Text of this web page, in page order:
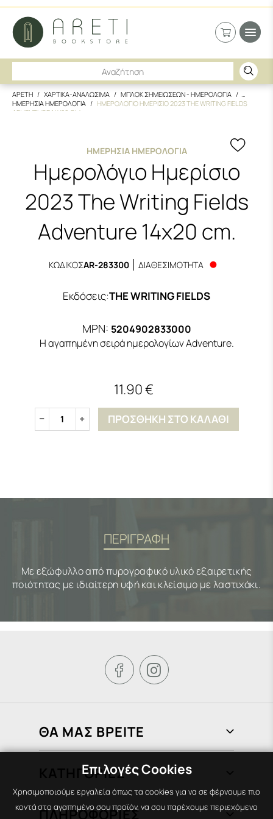
ΑΡΕΤΗ ΧΑΡΤΙΚΑ-ΑΝΑΛΩΣΙΜΑ
ΜΠΛΟΚ ΣΗΜΕΙΩΣΕΩΝ - ΗΜΕΡΟΛΟΓΙΑ
ΗΜΕΡΗΣΙΑ ΗΜΕΡΟΛΟΓΙΑ
ΗΜΕΡΟΛΟΓΙΟ ΗΜΕΡΙΣΙΟ 2023 THE WRITING FIELDS
ADVENTURE 14X20 CM.
ΗΜΕΡΉΣΙΑ ΗΜΕΡΟΛΌΓΙΑ
Ημερολόγιο Ημερίσιο
2023 The Writing Fields
Adventure 14x20 cm.
ΚΩΔΙΚΟΣAR-283300 ΔΙΑΘΕΣΙΜΟΤΗΤΑ
Εκδόσεις:THE WRITING FIELDS
MPN: 5204902833000
Η αγαπημένη σειρά ημερολογίων Adventure.
11.90 €
1 ΠΡΟΣΘΗΚΗ ΣΤΟ ΚΑΛΑΘΙ
ΠΕΡΙΓΡΑΦΗ
Με εξώφυλλο από πυρογραφικό υλικό εξαιρετικής
ποιότητας με ιδιαίτερη υφή και κλείσιμο με λαστιχάκι.
 
ΘΑ ΜΑΣ ΒΡΕΙΤΕ
info@areti-books.gr
ΚΑΤΗΓΟΡΙΕΣ
ΠΛΗΡΟΦΟΡΙΕΣ
Επιλογές Cookies
Χρησιμοποιούμε εργαλεία όπως τα cookies για να σε φέρνουμε πιο
κοντά στο αγαπημένο σου προϊόν, να σου παρέχουμε περιεχόμενο